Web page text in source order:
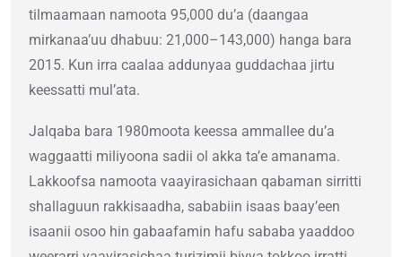
tilmaamaan namoota 95,000 du’a (daangaa
mirkanaa’uu dhabuu: 21,000–143,000) hanga bara
2015. Kun irra caalaa addunyaa guddachaa jirtu
keessatti mul’ata.
Jalqaba bara 1980moota keessa ammallee du’a
waggaatti miliyoona sadii ol akka ta’e amanama.
Lakkoofsa namoota vaayirasichaan qabaman sirritti
shallaguun rakkisaadha, sababiin isaas baay’een
isaanii osoo hin gabaafamin hafu sababa yaaddoo